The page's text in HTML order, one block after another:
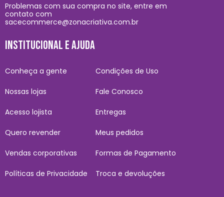
Problemas com sua compra no site, entre em
contato com
sacecommerce@zonacriativa.com.br
INSTITUCIONAL E AJUDA
Conheça a gente
Nossas lojas
Acesso lojista
Quero revender
Vendas corporativas
Políticas de Privacidade
Condições de Uso
Fale Conosco
Entregas
Meus pedidos
Formas de Pagamento
Troca e devoluções